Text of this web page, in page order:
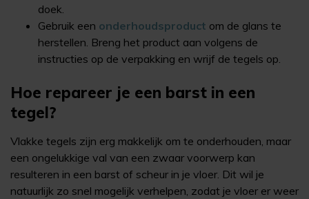
doek.
Gebruik een onderhoudsproduct om de glans te
herstellen. Breng het product aan volgens de
instructies op de verpakking en wrijf de tegels op.
Hoe repareer je een barst in een
tegel?
Vlakke tegels zijn erg makkelijk om te onderhouden, maar
een ongelukkige val van een zwaar voorwerp kan
resulteren in een barst of scheur in je vloer. Dit wil je
natuurlijk zo snel mogelijk verhelpen, zodat je vloer er weer